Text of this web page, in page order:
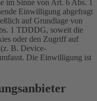
im Sinne von Art. 6 Abs. 1
Einwilligung abgefragt
auf Grundlage von
1 TDDDG, soweit die
oder den Zugriff auf
B. Device-
Die Einwilligung ist